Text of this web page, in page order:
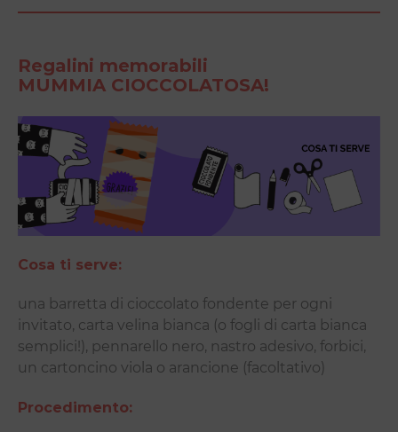
Regalini memorabili
MUMMIA CIOCCOLATOSA!
Cosa ti serve:
una barretta di cioccolato fondente per ogni
invitato, carta velina bianca (o fogli di carta bianca
semplici!), pennarello nero, nastro adesivo, forbici,
un cartoncino viola o arancione (facoltativo)
Procedimento: